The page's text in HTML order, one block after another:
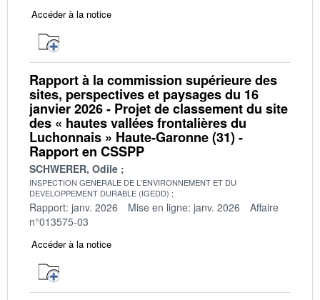
Accéder à la notice
Rapport à la commission supérieure des
sites, perspectives et paysages du 16
janvier 2026 - Projet de classement du site
des « hautes vallées frontalières du
Luchonnais » Haute-Garonne (31) -
Rapport en CSSPP
SCHWERER, Odile
INSPECTION GENERALE DE L'ENVIRONNEMENT ET DU
DEVELOPPEMENT DURABLE (IGEDD)
Rapport: janv. 2026 Mise en ligne: janv. 2026
Affaire
n°013575-03
Accéder à la notice